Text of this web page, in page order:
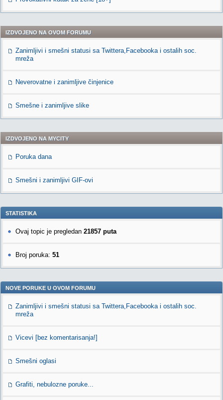
IZDVOJENO NA OVOM FORUMU
Zanimljivi i smešni statusi sa Twittera,Facebooka i ostalih soc.
mreža
Neverovatne i zanimljive činjenice
Smešne i zanimljive slike
IZDVOJENO NA MYCITY
Poruka dana
Smešni i zanimljivi GIF-ovi
STATISTIKA
Ovaj topic je pregledan 21857 puta
Broj poruka: 51
NOVE PORUKE U OVOM FORUMU
Zanimljivi i smešni statusi sa Twittera,Facebooka i ostalih soc.
mreža
Vicevi [bez komentarisanja!]
Smešni oglasi
Grafiti, nebulozne poruke...